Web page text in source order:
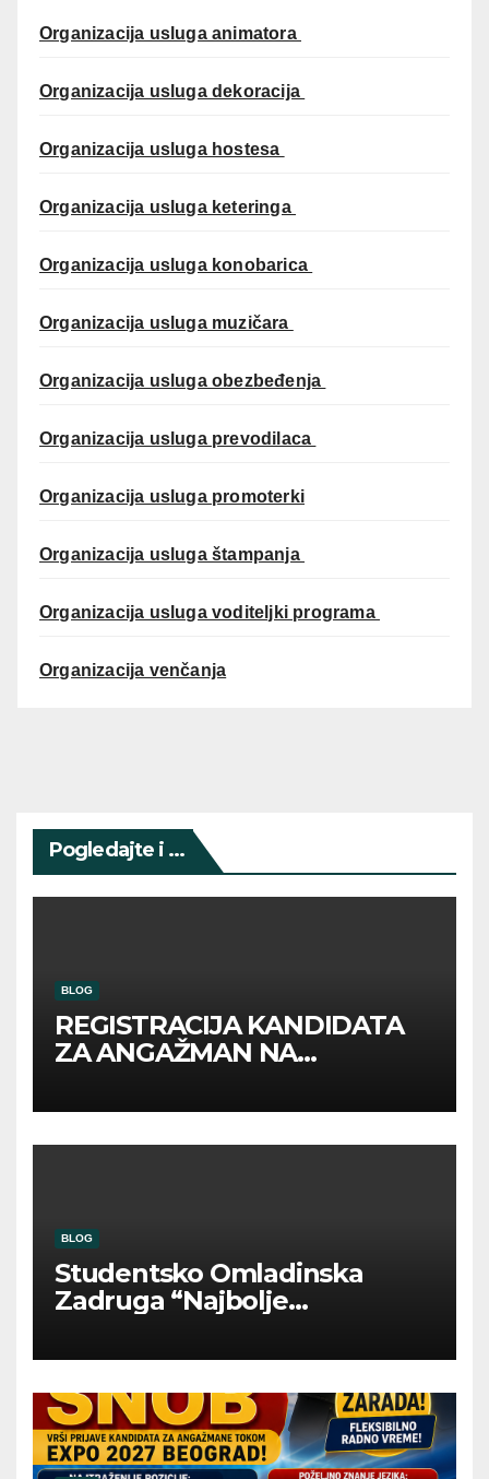
Organizacija usluga animatora
Organizacija usluga dekoracija
Organizacija usluga hostesa
Organizacija usluga keteringa
Organizacija usluga konobarica
Organizacija usluga muzičara
Organizacija usluga obezbeđenja
Organizacija usluga prevodilaca
Organizacija usluga promoterki
Organizacija usluga štampanja
Organizacija usluga voditeljki programa
Organizacija venčanja
Pogledajte i ...
BLOG
REGISTRACIJA KANDIDATA
ZA ANGAŽMAN NA
BLOG
Studentsko Omladinska
Zadruga “Najbolje